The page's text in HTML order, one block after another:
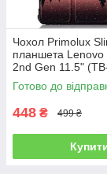
Чохол Primolux
планшета Lenovo
2nd Gen 11.5"
355) - Nature
Готово до
448 ₴ 499 ₴